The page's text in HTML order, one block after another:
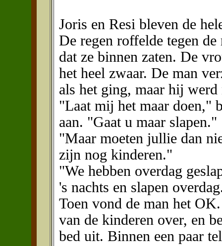
Joris en Resi bleven de
De regen roffelde tegen
dat ze binnen zaten. De
het heel zwaar. De man
als het ging, maar hij werd
"Laat mij het maar doen,"
aan. "Gaat u maar slapen."
"Maar moeten jullie dan
zijn nog kinderen."
"We hebben overdag
's nachts en slapen
Toen vond de man het
van de kinderen over, en
bed uit. Binnen een paar